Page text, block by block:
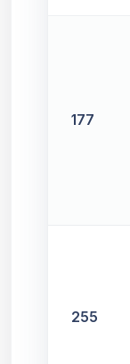
177
255